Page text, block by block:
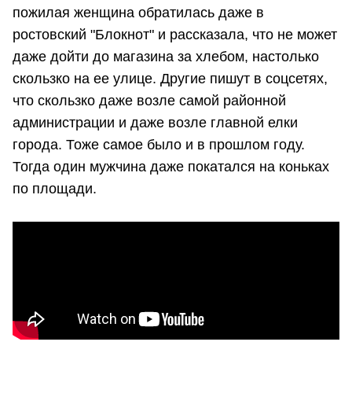
пожилая женщина обратилась даже в
ростовский "Блокнот" и рассказала, что не может
даже дойти до магазина за хлебом, настолько
скользко на ее улице. Другие пишут в соцсетях,
что скользко даже возле самой районной
администрации и даже возле главной елки
города. Тоже самое было и в прошлом году.
Тогда один мужчина даже покатался на коньках
по площади.